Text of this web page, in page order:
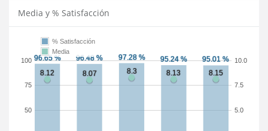
Media y % Satisfacción
50
75
100
5.0
7.5
10.0
% Satisfacción
Media